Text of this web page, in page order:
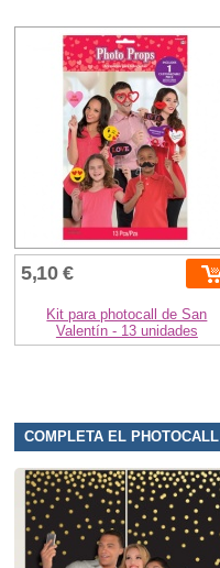
5,10 €
Kit para photocall de San
Valentín - 13 unidades
COMPLETA EL PHOTOCALL